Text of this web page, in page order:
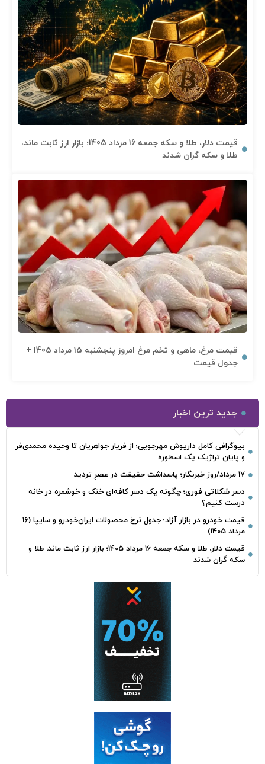
قیمت دلار، طلا و سکه جمعه 16 مرداد 1405؛ بازار ارز ثابت ماند،
طلا و سکه گران شدند
قیمت مرغ، ماهی و تخم مرغ امروز پنجشنبه 15 مرداد 1405 +
جدول قیمت
جدید ترین اخبار
بیوگرافی کامل داریوش مهرجویی؛ از فریار جواهریان تا وحیده محمدی‌فر
و پایان تراژیک یک اسطوره
17 مرداد/روز خبرنگار؛ پاسداشتِ حقیقت در عصرِ تردید
دسر شکلاتی فوری؛ چگونه یک دسر کافه‌ای خنک و خوشمزه در خانه
درست کنیم؟
قیمت خودرو در بازار آزاد؛ جدول نرخ محصولات ایران‌خودرو و سایپا (16
مرداد 1405)
قیمت دلار، طلا و سکه جمعه 16 مرداد 1405؛ بازار ارز ثابت ماند، طلا و
سکه گران شدند